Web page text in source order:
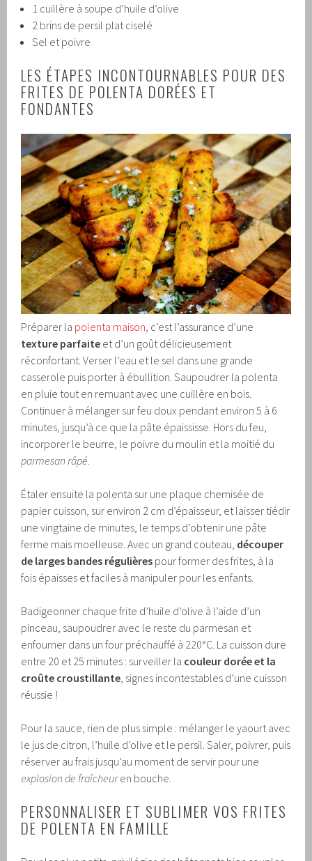
1 cuillère à soupe d’huile d’olive
2 brins de persil plat ciselé
Sel et poivre
LES ÉTAPES INCONTOURNABLES POUR DES
FRITES DE POLENTA DORÉES ET
FONDANTES
Préparer la polenta maison , c’est l’assurance d’une
texture parfaite et d’un goût délicieusement
réconfortant. Verser l’eau et le sel dans une grande
casserole puis porter à ébullition. Saupoudrer la polenta
en pluie tout en remuant avec une cuillère en bois.
Continuer à mélanger sur feu doux pendant environ 5 à 6
minutes, jusqu’à ce que la pâte épaississe. Hors du feu,
incorporer le beurre, le poivre du moulin et la moitié du
parmesan râpé
Étaler ensuite la polenta sur une plaque chemisée de
papier cuisson, sur environ 2 cm d’épaisseur, et laisser tiédir
une vingtaine de minutes, le temps d’obtenir une pâte
ferme mais moelleuse. Avec un grand couteau, découper
de larges bandes régulières pour former des frites, à la
fois épaisses et faciles à manipuler pour les enfants.
Badigeonner chaque frite d’huile d’olive à l’aide d’un
pinceau, saupoudrer avec le reste du parmesan et
enfourner dans un four préchauffé à 220°C. La cuisson dure
entre 20 et 25 minutes : surveiller la couleur dorée et la
croûte croustillante , signes incontestables d’une cuisson
réussie !
Pour la sauce, rien de plus simple : mélanger le yaourt avec
le jus de citron, l’huile d’olive et le persil. Saler, poivrer, puis
réserver au frais jusqu’au moment de servir pour une
explosion de fraîcheuren bouche.
PERSONNALISER ET SUBLIMER VOS FRITES
DE POLENTA EN FAMILLE